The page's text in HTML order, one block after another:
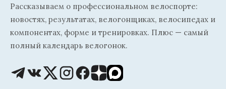
Рассказываем о профессиональном велоспорте:
новостях, результатах, велогонщиках, велосипедах и
компонентах, форме и тренировках. Плюс — самый
полный календарь велогонок.